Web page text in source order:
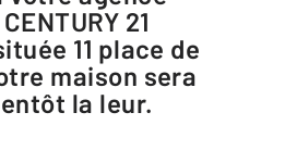
21
11 place de
maison sera
la leur.